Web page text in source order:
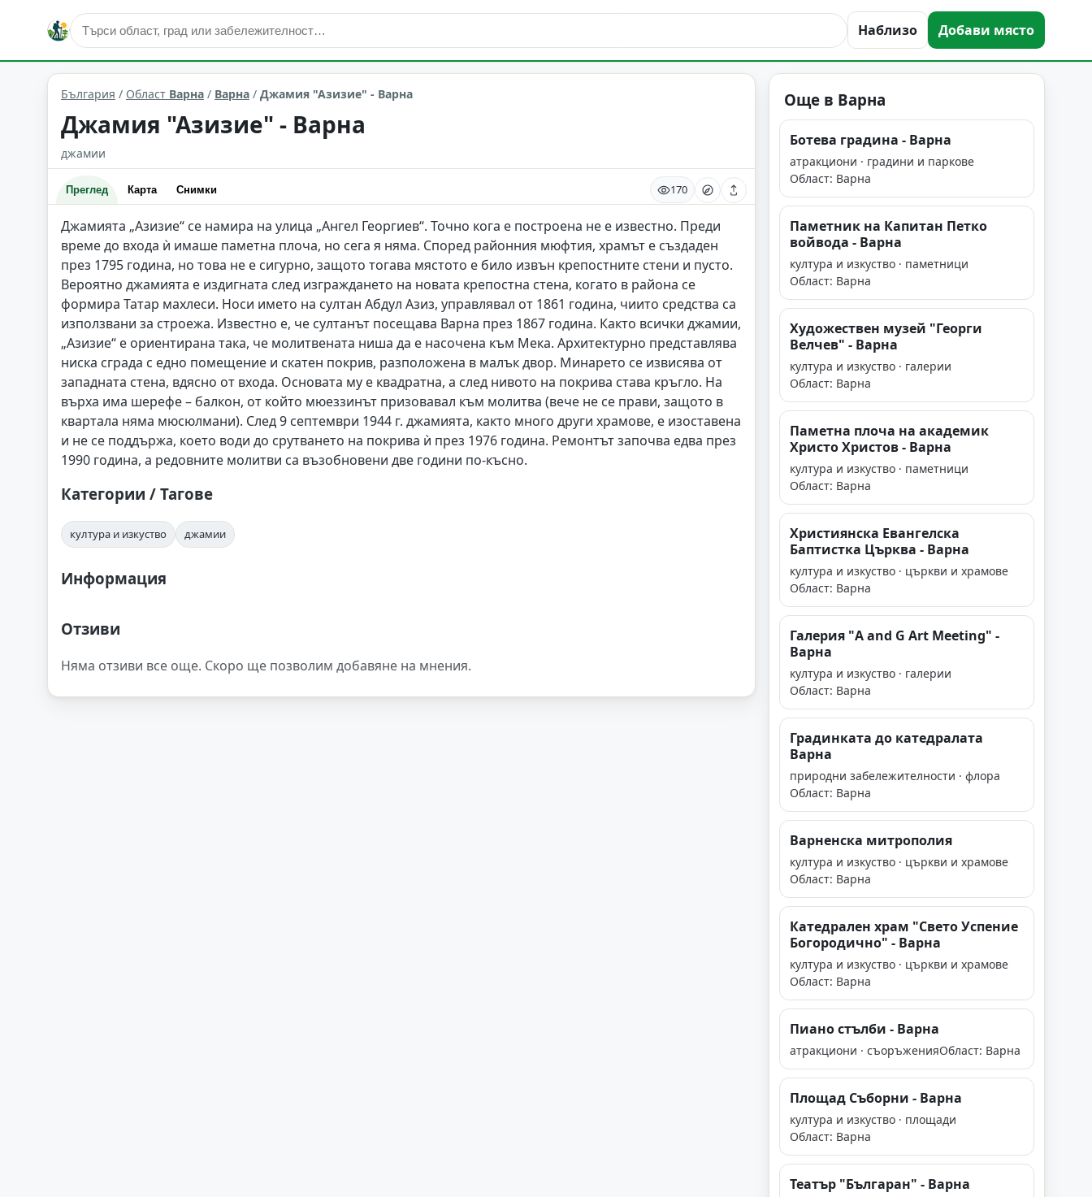
Наблизо Добави място
култура и изкуство Варна Област: Варна
България / Област Варна / Варна / Джамия "Азизие" - Варна
Джамия "Азизие" - Варна
джамии
Преглед Карта Снимки 170
Джамията „Азизие“ се намира на улица „Ангел Георгиев“. Точно кога е построена не е известно. Преди
време до входа ѝ имаше паметна плоча, но сега я няма. Според районния мюфтия, храмът е създаден
през 1795 година, но това не е сигурно, защото тогава мястото е било извън крепостните стени и пусто.
Вероятно джамията е издигната след изграждането на новата крепостна стена, когато в района се
формира Татар махлеси. Носи името на султан Абдул Азиз, управлявал от 1861 година, чиито средства са
използвани за строежа. Известно е, че султанът посещава Варна през 1867 година. Както всички джамии,
„Азизие“ е ориентирана така, че молитвената ниша да е насочена към Мека. Архитектурно представлява
ниска сграда с едно помещение и скатен покрив, разположена в малък двор. Минарето се извисява от
западната стена, вдясно от входа. Основата му е квадратна, а след нивото на покрива става кръгло. На
върха има шерефе – балкон, от който мюеззинът призовавал към молитва (вече не се прави, защото в
квартала няма мюсюлмани). След 9 септември 1944 г. джамията, както много други храмове, е изоставена
и не се поддържа, което води до срутването на покрива ѝ през 1976 година. Ремонтът започва едва през
1990 година, а редовните молитви са възобновени две години по-късно.
Категории / Тагове
култура и изкуство джамии
Информация
Отзиви
Няма отзиви все още. Скоро ще позволим добавяне на мнения.
Още в Варна
Ботева градина - Варна
атракциони · градини и паркове
Област: Варна
Паметник на Капитан Петко
войвода - Варна
култура и изкуство · паметници
Област: Варна
Художествен музей "Георги
Велчев" - Варна
култура и изкуство · галерии
Област: Варна
Паметна плоча на академик
Христо Христов - Варна
култура и изкуство · паметници
Област: Варна
Християнска Евангелска
Баптистка Църква - Варна
култура и изкуство · църкви и храмове
Област: Варна
Галерия "A and G Art Meeting" -
Варна
култура и изкуство · галерии
Област: Варна
Градинката до катедралата
Варна
природни забележителности · флора
Област: Варна
Варненска митрополия
култура и изкуство · църкви и храмове
Област: Варна
Катедрален храм "Свето Успение
Богородично" - Варна
култура и изкуство · църкви и храмове
Област: Варна
Пиано стълби - Варна
атракциони · съоръженияОбласт: Варна
Площад Съборни - Варна
култура и изкуство · площади
Област: Варна
Театър "Българан" - Варна